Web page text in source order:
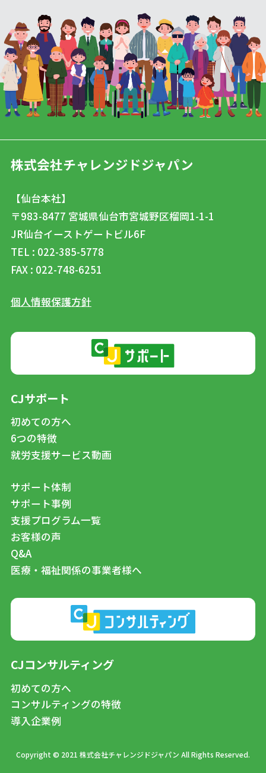
株式会社チャレンジドジャパン
【仙台本社】
〒983-8477 宮城県仙台市宮城野区榴岡1-1-1
JR仙台イーストゲートビル6F
TEL : 022-385-5778
FAX : 022-748-6251
個人情報保護方針
CJサポート
初めての方へ
6つの特徴
就労支援サービス動画
サポート体制
サポート事例
支援プログラム一覧
お客様の声
Q&A
医療・福祉関係の事業者様へ
CJコンサルティング
初めての方へ
コンサルティングの特徴
導入企業例
Copyright © 2021 株式会社チャレンジドジャパン All Rights Reserved.